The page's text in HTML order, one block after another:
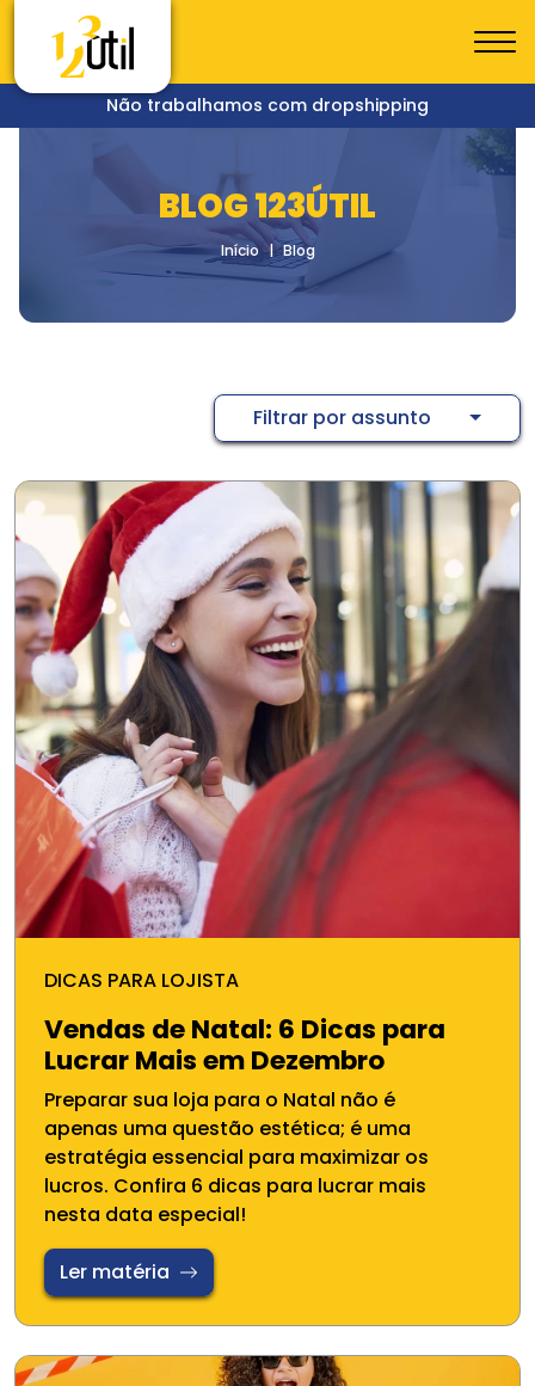
Não trabalhamos com dropshipping
BLOG 123ÚTIL
Início Blog
Filtrar por assunto
DICAS PARA LOJISTA
Vendas de Natal: 6 Dicas para
Lucrar Mais em Dezembro
Preparar sua loja para o Natal não é
apenas uma questão estética; é uma
estratégia essencial para maximizar os
lucros. Confira 6 dicas para lucrar mais
nesta data especial!
Ler matéria